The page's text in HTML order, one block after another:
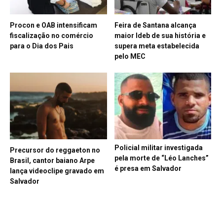
Procon e OAB intensificam
fiscalização no comércio
para o Dia dos Pais
Feira de Santana alcança
maior Ideb de sua história e
supera meta estabelecida
pelo MEC
Precursor do reggaeton no
Brasil, cantor baiano Arpe
lança videoclipe gravado em
Salvador
Policial militar investigada
pela morte de “Léo Lanches”
é presa em Salvador